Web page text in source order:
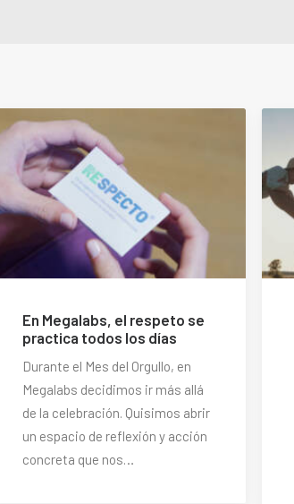
En Megalabs, el respeto se
practica todos los días
Durante el Mes del Orgullo, en
Megalabs decidimos ir más allá
de la celebración. Quisimos abrir
un espacio de reflexión y acción
concreta que nos…